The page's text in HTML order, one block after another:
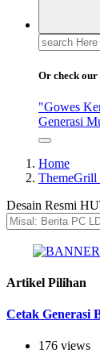
Search
for:
Or check our
"Gowes
Generasi
Home
ThemeGrill
Desain Resmi
Artikel Pilihan
Cetak Generasi
176 views